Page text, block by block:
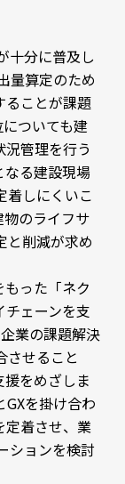
十分に普及し
量算定のため
ることが課題
ついても建
管理を行う
る建設現場
着しにくいこ
物のライフサ
と削減が求め
った「ネク
ェーンを支
業の課題解決
させること
をめざしま
GXを掛け合わ
定着させ、業
ションを検討